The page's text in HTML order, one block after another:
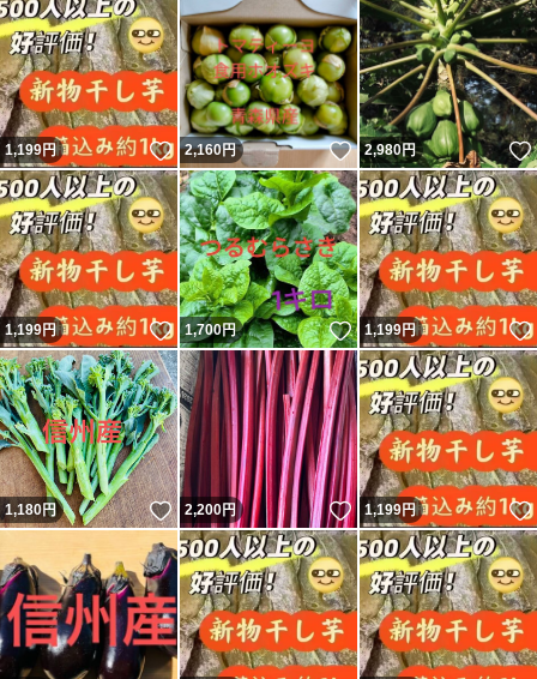
1,199円 いいね！
2,160円 いいね！
2,980円
1,199円 いいね！
1,700円 いいね！
1,199円
1,180円 いいね！
2,200円 いいね！
1,199円